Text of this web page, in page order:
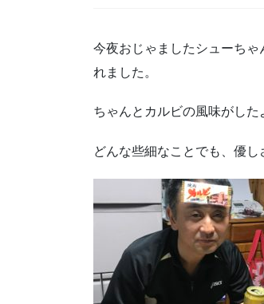
今夜おじゃましたシューちゃ
れました。
ちゃんとカルビの風味がした
どんな些細なことでも、優し